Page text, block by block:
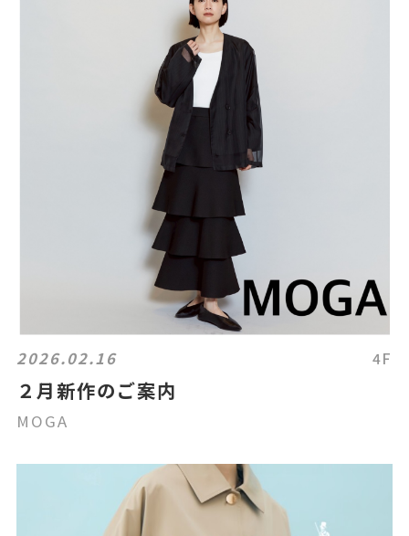
2026.02.16 4F
２月新作のご案内
MOGA